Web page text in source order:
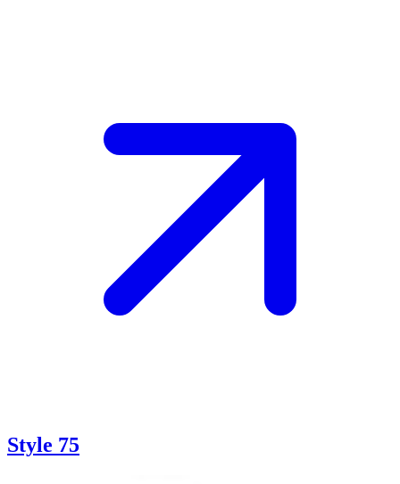
Style 75